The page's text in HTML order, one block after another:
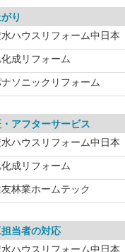
り
ハウスリフォーム中日本
成リフォーム
ソニックリフォーム
アフターサービス
ハウスリフォーム中日本
成リフォーム
林業ホームテック
当者の対応
ハウスリフォーム中日本